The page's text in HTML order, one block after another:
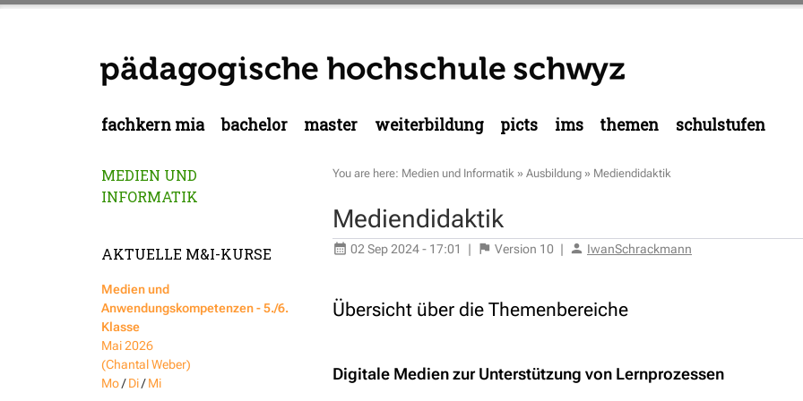
fachkern mia bachelor master weiterbildung picts ims themen schulstufen
MEDIEN UND
INFORMATIK
AKTUELLE M&I-KURSE
Medien und
Anwendungskompetenzen - 5./6.
Klasse
Mai 2026
(Chantal Weber)
Mo/Di/Mi
You are here: Medien und Informatik » Ausbildung » Mediendidaktik
Mediendidaktik
02 Sep 2024 - 17:01 | Version 10 | IwanSchrackmann
Übersicht über die Themenbereiche
Digitale Medien zur Unterstützung von Lernprozessen